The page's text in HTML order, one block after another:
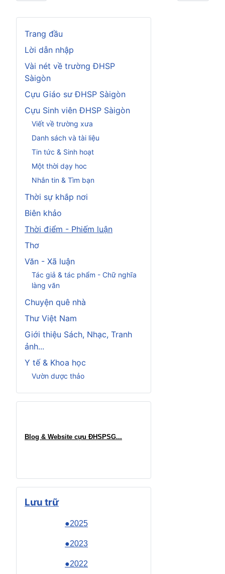
Trang đầu
Lời dẫn nhập
Vài nét về trường ĐHSP
Sàigòn
Cựu Giáo sư ĐHSP Sàigòn
Cựu Sinh viên ĐHSP Sàigòn
Viết về trường xưa
Danh sách và tài liệu
Tin tức & Sinh hoạt
Một thời dạy hoc
Nhắn tin & Tìm bạn
Thời sự khắp nơi
Biên khảo
Thời điểm - Phiếm luận
Thơ
Văn - Xã luận
Tác giả & tác phẩm - Chữ nghĩa
làng văn
Chuyện quê nhà
Thư Việt Nam
Giới thiệu Sách, Nhạc, Tranh
ảnh...
Y tế & Khoa học
Vườn dược thảo
Blog & Website cựu ĐHSPSG...
Lưu trữ
●2025
●2023
●2022